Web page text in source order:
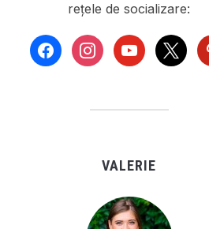
rețele de socializare:
facebookinstagramyoutube
x
VALERIE